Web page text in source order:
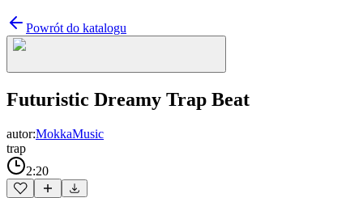
Powrót do katalogu
Futuristic Dreamy Trap Beat
autor:MokkaMusic
trap
2:20